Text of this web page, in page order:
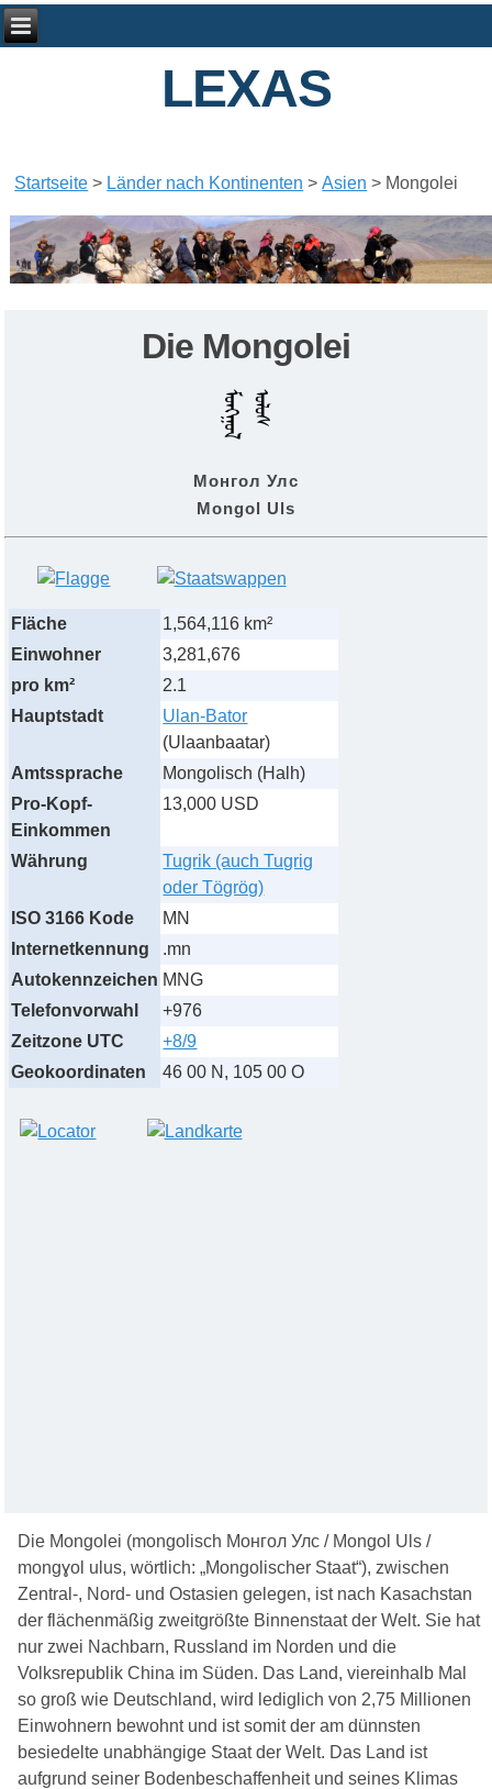
LEXAS
Startseite > Länder nach Kontinenten >Asien > Mongolei
Die Mongolei
Монгол Улс
Mongol Uls
Fläche
1,564,116 km²
Einwohner
3,281,676
pro km²
2.1
Hauptstadt
Ulan-Bator
(Ulaanbaatar)
Amtssprache
Mongolisch (Halh)
Pro-Kopf-
Einkommen
13,000 USD
Währung
Tugrik (auch Tugrig
oder Tögrög)
ISO 3166 Kode
MN
Internetkennung
.mn
Autokennzeichen MNG
Telefonvorwahl
+976
Zeitzone UTC
+8/9
Geokoordinaten
46 00 N, 105 00 O
Die Mongolei (mongolisch Монгол Улс / Mongol Uls /
mongɣol ulus, wörtlich: „Mongolischer Staat“), zwischen
Zentral-, Nord- und Ostasien gelegen, ist nach Kasachstan
der flächenmäßig zweitgrößte Binnenstaat der Welt. Sie hat
nur zwei Nachbarn, Russland im Norden und die
Volksrepublik China im Süden. Das Land, viereinhalb Mal
so groß wie Deutschland, wird lediglich von 2,75 Millionen
Einwohnern bewohnt und ist somit der am dünnsten
besiedelte unabhängige Staat der Welt. Das Land ist
aufgrund seiner Bodenbeschaffenheit und seines Klimas